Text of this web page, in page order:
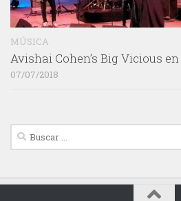
MÚSICA
Avishai Cohen’s Big Vicious
07/07/2018
Buscar: